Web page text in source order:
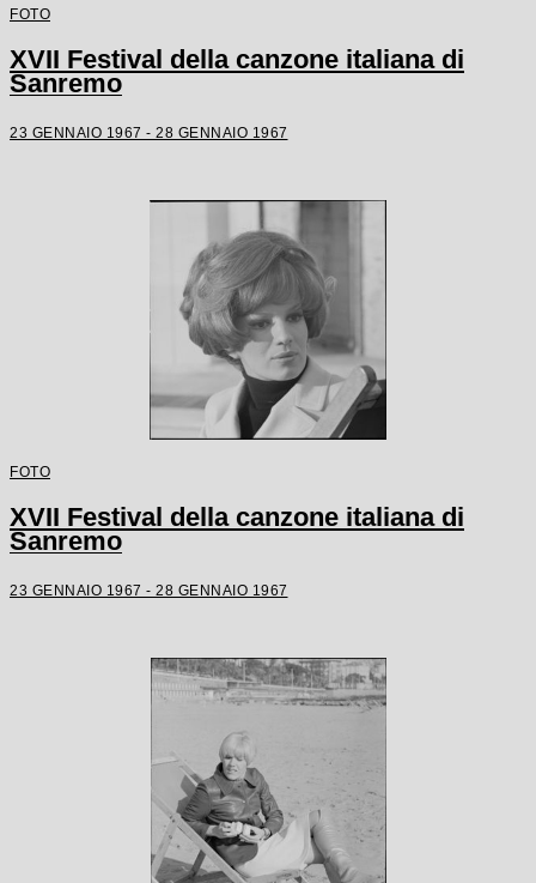
FOTO
XVII Festival della canzone italiana di
Sanremo
23 GENNAIO 1967 - 28 GENNAIO 1967
FOTO
XVII Festival della canzone italiana di
Sanremo
23 GENNAIO 1967 - 28 GENNAIO 1967